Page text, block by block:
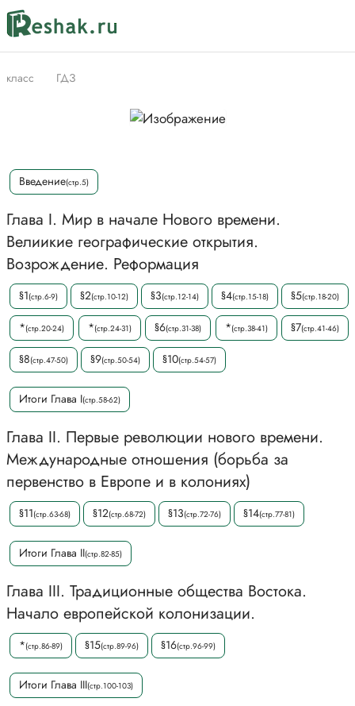
класс ГДЗ
Введение(стр.5)
Глава I. Мир в начале Нового времени.
Велиикие географические открытия.
Возрождение. Реформация
§1(стр.6-9) §2(стр.10-12) §3(стр.12-14) §4(стр.15-18) §5(стр.18-20)
*(стр.20-24) *(стр.24-31) §6(стр.31-38) *(стр.38-41) §7(стр.41-46)
§8(стр.47-50) §9(стр.50-54) §10(стр.54-57)
Итоги Глава I(стр.58-62)
Глава II. Первые революции нового времени.
Международные отношения (борьба за
первенство в Европе и в колониях)
§11(стр.63-68) §12(стр.68-72) §13(стр.72-76) §14(стр.77-81)
Итоги Глава II(стр.82-85)
Глава III. Традиционные общества Востока.
Начало европейской колонизации.
*(стр.86-89) §15(стр.89-96) §16(стр.96-99)
Итоги Глава III(стр.100-103)